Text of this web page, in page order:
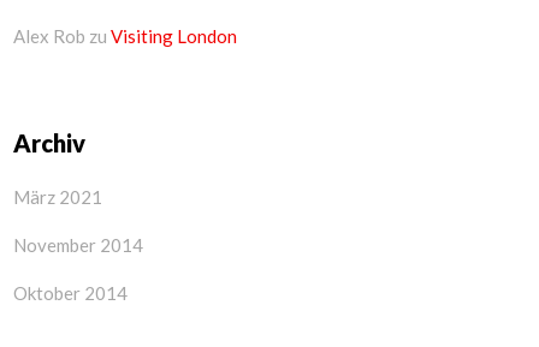
Alex Rob zuVisiting London
Archiv
März 2021
November 2014
Oktober 2014